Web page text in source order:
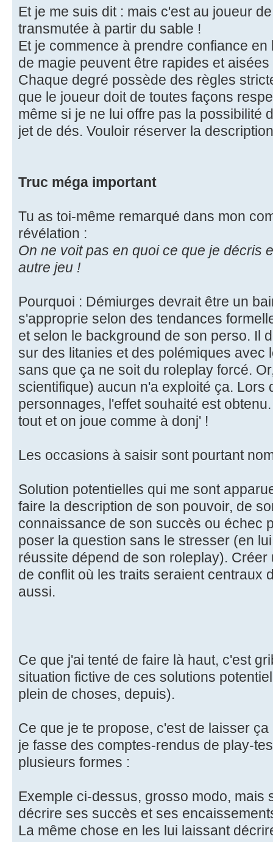
Et je me suis dit : mais c'est au joueur
transmutée à partir du sable !
Et je commence à prendre confiance
de magie peuvent être rapides et
Chaque degré possède des règles
que le joueur doit de toutes façons
même si je ne lui offre pas la possibilité
jet de dés. Vouloir réserver la
Truc méga important
Tu as toi-même remarqué dans mon
révélation :
On ne voit pas en quoi ce que je décris
autre jeu !
Pourquoi : Démiurges devrait être un
s'approprie selon des tendances
et selon le background de son perso. Il
sur des litanies et des polémiques avec
sans que ça ne soit du roleplay forcé.
scientifique) aucun n'a exploité ça. Lors
personnages, l'effet souhaité est
tout et on joue comme à donj' !
Les occasions à saisir sont pourtant
Solution potentielles qui me sont
faire la description de son pouvoir, de
connaissance de son succès ou échec
poser la question sans le stresser (en
réussite dépend de son roleplay).
de conflit où les traits seraient centraux
aussi.
Ce que j'ai tenté de faire là haut, c'est
situation fictive de ces solutions
plein de choses, depuis).
Ce que je te propose, c'est de laisser
je fasse des comptes-rendus de play-
plusieurs formes :
Exemple ci-dessus, grosso modo, mais
décrire ses succès et ses
La même chose en les lui laissant